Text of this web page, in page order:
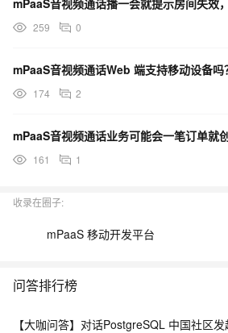
259 0
mPaaS音视频通话Web 端支持移动设备吗
174 2
161 1
收录在圈子:
mPaaS 移动开发平台
问答排行榜